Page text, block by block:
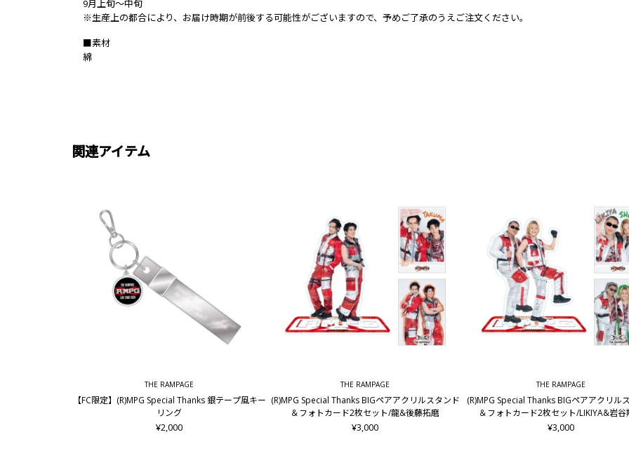
9月上旬～中旬
※生産上の都合により、お届け時期が前後する可能性がございますので、予めご了承のうえご注文ください。
■素材
綿
関連アイテム
THE RAMPAGE
【FC限定】(R)MPG Special Thanks 銀テープ風キー
リング
¥2,000
THE RAMPAGE
(R)MPG Special Thanks BIGペアアクリルスタンド
＆フォトカード2枚セット/龍&後藤拓磨
¥3,000
THE RAMPAGE
(R)MPG Special Thanks BIGペアアクリル
＆フォトカード2枚セット/LIKIYA&岩谷
¥3,000